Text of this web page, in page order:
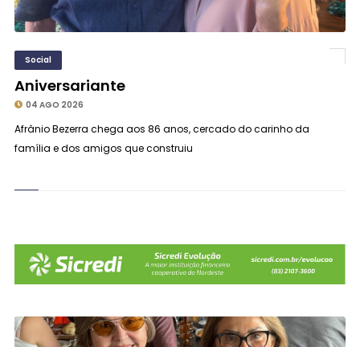
Social
Aniversariante
04 AGO 2026
Afrânio Bezerra chega aos 86 anos, cercado do carinho da
família e dos amigos que construiu